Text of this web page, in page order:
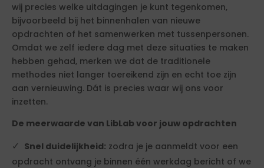
wij precies welke uitdagingen je kunt tegenkomen,
bijvoorbeeld bij het binnenhalen van nieuwe
opdrachten of het samenwerken met tussenpersonen.
Omdat we zelf iedere dag met deze situaties te maken
hebben gehad, merken we dat de traditionele
methodes niet langer toereikend zijn en echt toe zijn
aan vernieuwing. Dát is precies waar wij ons voor
inzetten.
De meerwaarde van LibLab voor jouw opdrachten
Snel duidelijkheid: zodra je je aanmeldt voor een
opdracht ontvang je binnen één werkdag bericht of we